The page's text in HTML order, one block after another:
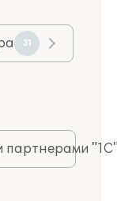
31
партнерами